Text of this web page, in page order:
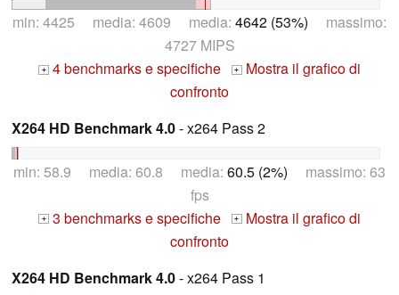
min: 4425 media: 4609 media: 4642 (53%) massimo:
4727 MIPS
+ 4 benchmarks e specifiche + Mostra il grafico di
confronto
X264 HD Benchmark 4.0- x264 Pass 2
min: 58.9 media: 60.8 media: 60.5 (2%) massimo: 63
fps
+ 3 benchmarks e specifiche + Mostra il grafico di
confronto
X264 HD Benchmark 4.0- x264 Pass 1